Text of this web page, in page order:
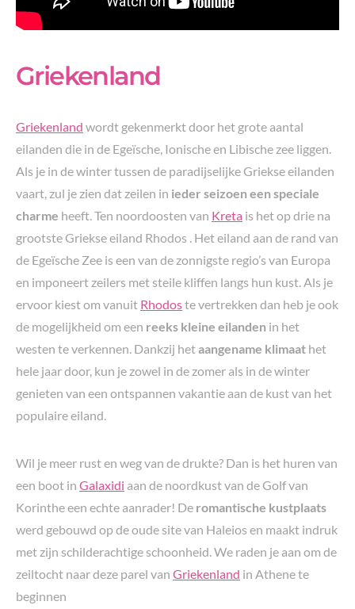
Griekenland
Griekenland wordt gekenmerkt door het grote aantal
eilanden die in de Egeïsche, Ionische en Libische zee liggen.
Als je in de winter tussen de paradijselijke Griekse eilanden
vaart, zul je zien dat zeilen in ieder seizoen een speciale
charme heeft. Ten noordoosten van Kreta is het op drie na
grootste Griekse eiland Rhodos . Het eiland aan de rand van
de Egeïsche Zee is een van de zonnigste regio’s van Europa
en imponeert zeilers met steile kliffen langs hun kust. Als je
ervoor kiest om vanuit Rhodoste vertrekken dan heb je ook
de mogelijkheid om een ​​reeks kleine eilanden in het
westen te verkennen. Dankzij hetaangename klimaat het
hele jaar door, kun je zowel in de zomer als in de winter
genieten van een ontspannen vakantie aan de kust van het
populaire eiland.
Wil je meer rust en weg van de drukte? Dan is het huren van
een boot in Galaxidi aan de noordkust van de Golf van
Korinthe een echte aanrader! De romantische kustplaats
werd gebouwd op de oude site van Haleios en maakt indruk
met zijn schilderachtige schoonheid. We raden je aan om de
zeiltocht naar deze parel van Griekenland in Athene te
beginnen